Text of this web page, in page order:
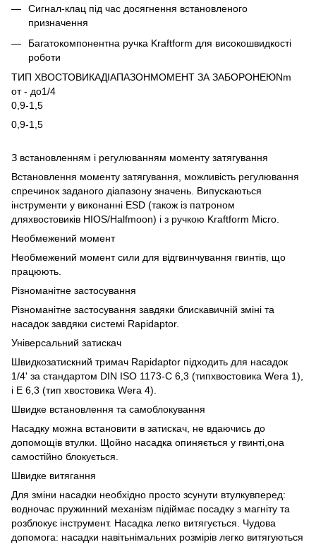
Сигнал-клац під час досягнення встановленого
призначення
Багатокомпонентна ручка Kraftform для високошвидкості
роботи
ТИП ХВОСТОВИКАДІАПАЗОНМОМЕНТ ЗА ЗАБОРОНЕЮNm
от - до1/4
0,9-1,5
0,9-1,5
З встановленням і регулюванням моменту затягування
Встановлення моменту затягування, можливість регулювання
спречинок заданого діапазону значень. Випускаються
інструменти у виконанні ESD (також із патроном
дляхвостовиків HIOS/Halfmoon) і з ручкою Kraftform Micro.
Необмежений момент
Необмежений момент сили для відгвинчування гвинтів, що
працюють.
Різноманітне застосування
Різноманітне застосування завдяки блискавичній зміні та
насадок завдяки системі Rapidaptor.
Універсальний затискач
Швидкозатискний тримач Rapidaptor підходить для насадок
1/4' за стандартом DIN ISO 1173-C 6,3 (типхвостовика Wera 1),
і E 6,3 (тип хвостовика Wera 4).
Швидке встановлення та самоблокування
Насадку можна встановити в затискач, не вдаючись до
допомощів втулки. Щойно насадка опиняється у гвинті,она
самостійно блокується.
Швидке витягання
Для зміни насадки необхідно просто зсунути втулкувперед:
водночас пружинний механізм підіймає посадку з магніту та
розблокує інструмент. Насадка легко витягується. Чудова
допомога: насадки навітьнімальних розмірів легко витягуються